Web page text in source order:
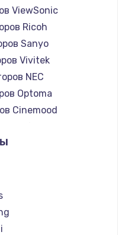
ViewSonic
Ricoh
Sanyo
Vivitek
NEC
Optoma
Cinemood
Barco
Xgimi
Canon
JVC
Casio
Hiper